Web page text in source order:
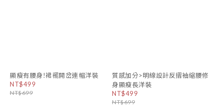
顯瘦有腰身!裙襬開岔連帽洋裝
NT$499
NT$699
質感加分>明線設計反摺袖縮腰修
身顯瘦長洋裝
NT$499
NT$699